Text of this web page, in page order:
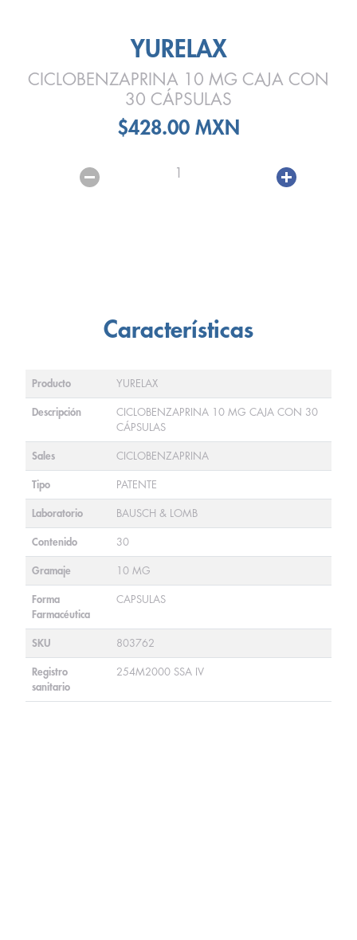
YURELAX
CICLOBENZAPRINA 10 MG CAJA CON
30 CÁPSULAS
$428.00 MXN
1
Características
Producto YURELAX
Descripción
CICLOBENZAPRINA 10 MG CAJA CON 30
CÁPSULAS
Sales CICLOBENZAPRINA
Tipo PATENTE
Laboratorio BAUSCH & LOMB
Contenido 30
Gramaje 10 MG
Forma
Farmacéutica
CAPSULAS
SKU 803762
Registro
sanitario
254M2000 SSA IV